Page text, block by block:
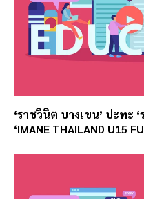
‘ราชวินิต บางเขน’ ปะทะ
‘IMANE THAILAND U15